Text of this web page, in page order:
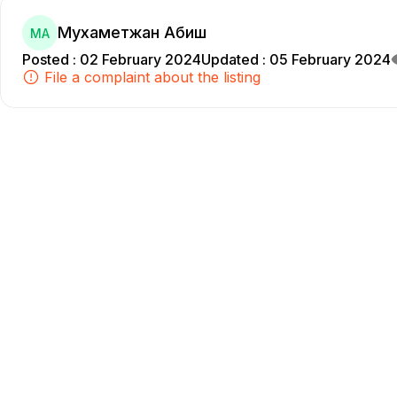
МА Мухаметжан Абиш
Posted : 02 February 2024Updated : 05 February 2024
File a complaint about the listing